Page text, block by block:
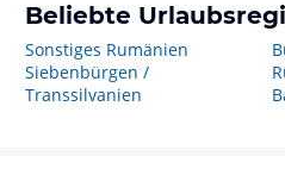
Beliebte
Sonstiges Rumänien
Siebenbürgen /
Transsilvanien